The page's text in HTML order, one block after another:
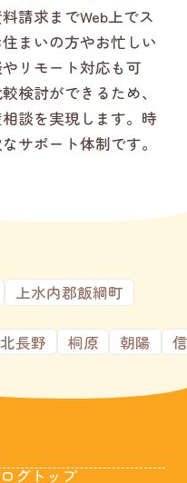
請求までWeb上でス
まいの方やお忙しい
リモート対応も可
検討ができるため、
談を実現します。時
サポート体制です。
上水内郡飯綱町
北長野 桐原 朝陽
グトップ